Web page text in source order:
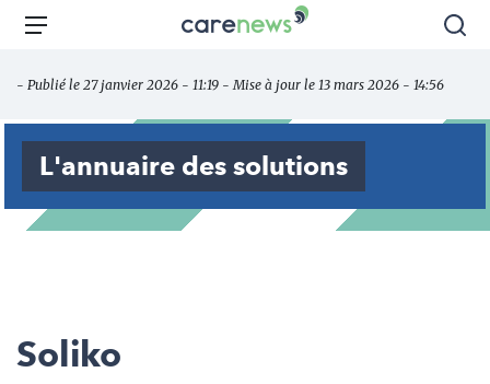
Aller
principal
Carenews,
des
acteurs
l'engagement
Menu
- Publié le 27 janvier 2026 - 11:19 - Mise à jour le 13 mars 2026 - 14:56
L'annuaire des solutions
Soliko